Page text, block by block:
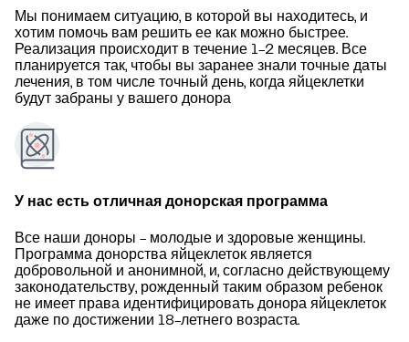
Мы понимаем ситуацию, в которой вы находитесь, и
хотим помочь вам решить ее как можно быстрее.
Реализация происходит в течение 1-2 месяцев. Все
планируется так, чтобы вы заранее знали точные даты
лечения, в том числе точный день, когда яйцеклетки
будут забраны у вашего донора
У нас есть отличная донорская программа
Все наши доноры - молодые и здоровые женщины.
Программа донорства яйцеклеток является
добровольной и анонимной, и, согласно действующему
законодательству, рожденный таким образом ребенок
не имеет права идентифицировать донора яйцеклеток
даже по достижении 18-летнего возраста.